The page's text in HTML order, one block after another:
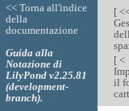
[
[<
il
<< Torna all'indice
della
documentazione
Guida alla
Notazione di
LilyPond v2.25.81
(development-
branch).